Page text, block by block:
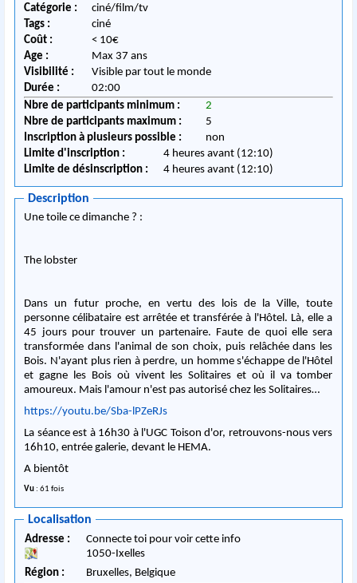
Catégorie :
ciné/film/tv
Tags :
ciné
Coût :
< 10€
Age :
Max 37 ans
Visibilité :
Visible par tout le monde
Durée :
02:00
Nbre de participants minimum :
2
Nbre de participants maximum :
5
Inscription à plusieurs possible :
non
Limite d'inscription :
4 heures avant (12:10)
Limite de désinscription :
4 heures avant (12:10)
Description
Une toile ce dimanche ? :
The lobster
Dans un futur proche, en vertu des lois de la Ville, toute
personne célibataire est arrêtée et transférée à l'Hôtel. Là, elle a
45 jours pour trouver un partenaire. Faute de quoi elle sera
transformée dans l'animal de son choix, puis relâchée dans les
Bois. N'ayant plus rien à perdre, un homme s'échappe de l'Hôtel
et gagne les Bois où vivent les Solitaires et où il va tomber
amoureux. Mais l'amour n'est pas autorisé chez les Solitaires…
https://youtu.be/Sba-lPZeRJs
La séance est à 16h30 à l'UGC Toison d'or, retrouvons-nous vers
16h10, entrée galerie, devant le HEMA.
A bientôt
Vu : 61 fois
Localisation
Adresse :
Connecte toi pour voir cette info
1050-Ixelles
Région :
Bruxelles, Belgique